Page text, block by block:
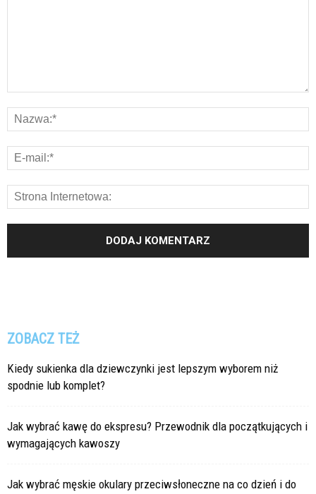
ZOBACZ TEŻ
Kiedy sukienka dla dziewczynki jest lepszym wyborem niż
spodnie lub komplet?
Jak wybrać kawę do ekspresu? Przewodnik dla początkujących i
wymagających kawoszy
Jak wybrać męskie okulary przeciwsłoneczne na co dzień i do